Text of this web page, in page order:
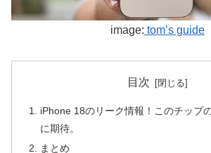
image: tom’s guide
目次
iPhone 18のリーク情報！このチップ
に期待。
まとめ